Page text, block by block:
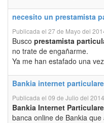
necesito un prestamista
Publicada el 27 de Mayo del
Busco prestamista
no trate de engañarme.
Ya me han estafado una
Bankia internet
Publicada el 09 de Julio del 2014
Bankia Internet
banca online de Bankia